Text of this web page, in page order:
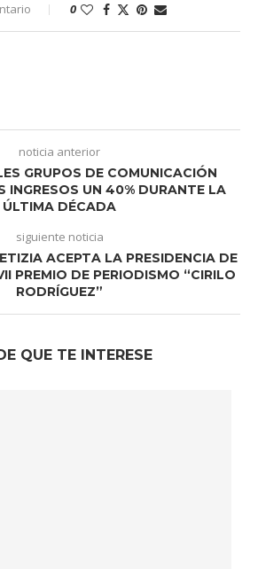
0
noticia anterior
GRUPOS DE COMUNICACIÓN
INGRESOS UN 40% DURANTE LA
ÚLTIMA DÉCADA
siguiente noticia
ACEPTA LA PRESIDENCIA DE
PREMIO DE PERIODISMO “CIRILO
RODRÍGUEZ”
QUE TE INTERESE